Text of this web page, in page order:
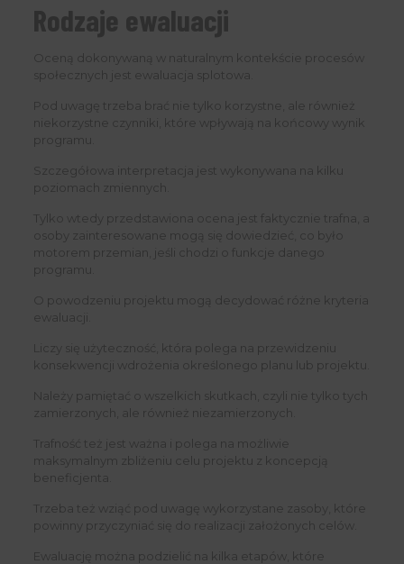
Rodzaje ewaluacji
Oceną dokonywaną w naturalnym kontekście procesów
społecznych jest ewaluacja splotowa.
Pod uwagę trzeba brać nie tylko korzystne, ale również
niekorzystne czynniki, które wpływają na końcowy wynik
programu.
Szczegółowa interpretacja jest wykonywana na kilku
poziomach zmiennych.
Tylko wtedy przedstawiona ocena jest faktycznie trafna, a
osoby zainteresowane mogą się dowiedzieć, co było
motorem przemian, jeśli chodzi o funkcje danego
programu.
O powodzeniu projektu mogą decydować różne kryteria
ewaluacji.
Liczy się użyteczność, która polega na przewidzeniu
konsekwencji wdrożenia określonego planu lub projektu.
Należy pamiętać o wszelkich skutkach, czyli nie tylko tych
zamierzonych, ale również niezamierzonych.
Trafność też jest ważna i polega na możliwie
maksymalnym zbliżeniu celu projektu z koncepcją
beneficjenta.
Trzeba też wziąć pod uwagę wykorzystane zasoby, które
powinny przyczyniać się do realizacji założonych celów.
Ewaluację można podzielić na kilka etapów, które